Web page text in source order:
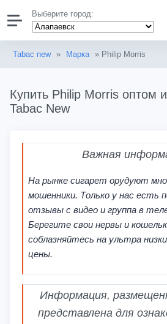
Выберите город:
Tabac new » Марка » Philip Morris
Купить Philip Morris оптом
Tabac New
Важная
На рынке сигарет орудуют
мошенники. Только у нас есть
отзывы с видео и группа в
Берегите свои нервы и
соблазняйтесь на ультра
цены.
Информация,
представлена для